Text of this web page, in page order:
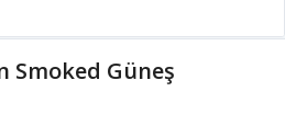
Smoked Güneş